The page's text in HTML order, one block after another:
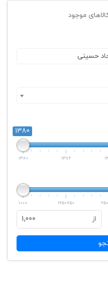
موجود
1380
1380 1386
1000 1250750
از 1,000